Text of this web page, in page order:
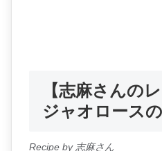
【志麻さんの
ジャオロース
Recipe by 志麻さん